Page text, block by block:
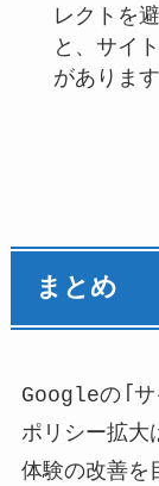
レクトを
と、サイ
があります
まとめ
Googleの「
ポリシー拡大
体験の改善を